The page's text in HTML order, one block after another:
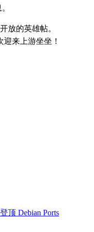
放的英雄帖。
迎来上游坐坐！
顶 Debian Ports